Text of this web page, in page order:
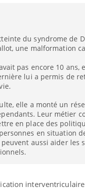
du syndrome de
une malformation
pas encore 10 ans,
lui a permis de
elle a monté un
Leur métier
en place des
en situation
aussi aider les
!
trop